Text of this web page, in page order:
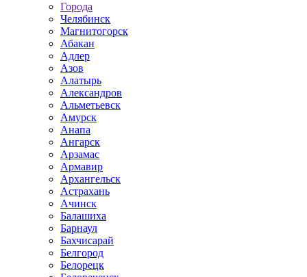
Города
Челябинск
Магнитогорск
Абакан
Адлер
Азов
Алатырь
Александров
Альметьевск
Амурск
Анапа
Ангарск
Арзамас
Армавир
Архангельск
Астрахань
Ачинск
Балашиха
Барнаул
Бахчисарай
Белгород
Белорецк